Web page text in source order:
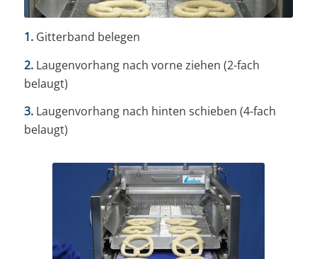
1.Gitterband belegen
2.Laugenvorhang nach vorne ziehen (2-fach
belaugt)
3.Laugenvorhang nach hinten schieben (4-fach
belaugt)